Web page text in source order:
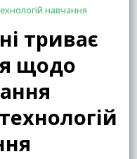
навчання
триває
щодо